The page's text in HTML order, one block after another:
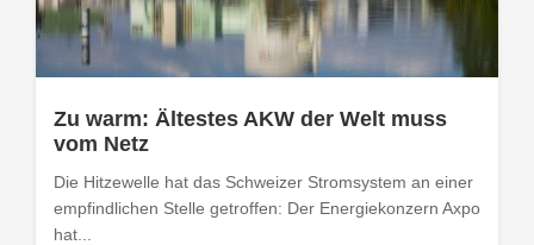
Zu warm: Ältestes AKW der Welt muss
vom Netz
Die Hitzewelle hat das Schweizer Stromsystem an einer
empfindlichen Stelle getroffen: Der Energiekonzern Axpo
hat...